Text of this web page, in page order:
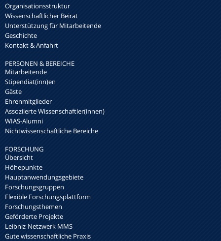
Organisationsstruktur
Wissenschaftlicher Beirat
Unterstützung für Mitarbeitende
Geschichte
Kontakt & Anfahrt
PERSONEN & BEREICHE
Mitarbeitende
Stipendiat(inn)en
Gäste
Ehrenmitglieder
Assoziierte Wissenschaftler(innen)
WIAS-Alumni
Nichtwissenschaftliche Bereiche
FORSCHUNG
Übersicht
Höhepunkte
Hauptanwendungsgebiete
Forschungsgruppen
Flexible Forschungsplattform
Forschungsthemen
Geförderte Projekte
Leibniz-Netzwerk MMS
Gute wissenschaftliche Praxis